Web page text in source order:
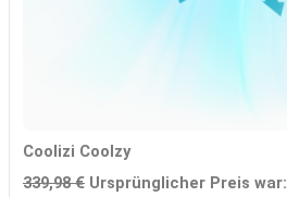
Coolizi Coolzy
339,98€ Ursprünglicher Preis war: